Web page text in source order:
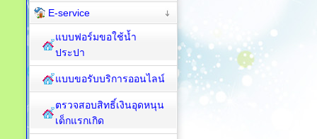
E-service
แบบฟอร์มขอใช้น้ำ
ประปา
แบบขอรับบริการออนไลน์
ตรวจสอบสิทธิ์เงินอุดหนุน
เด็กแรกเกิด